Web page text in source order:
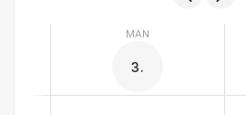
MAN
3.